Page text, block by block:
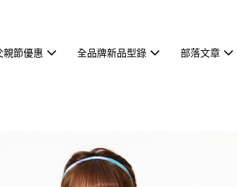
親節優惠 全品牌新品型錄 部落文章